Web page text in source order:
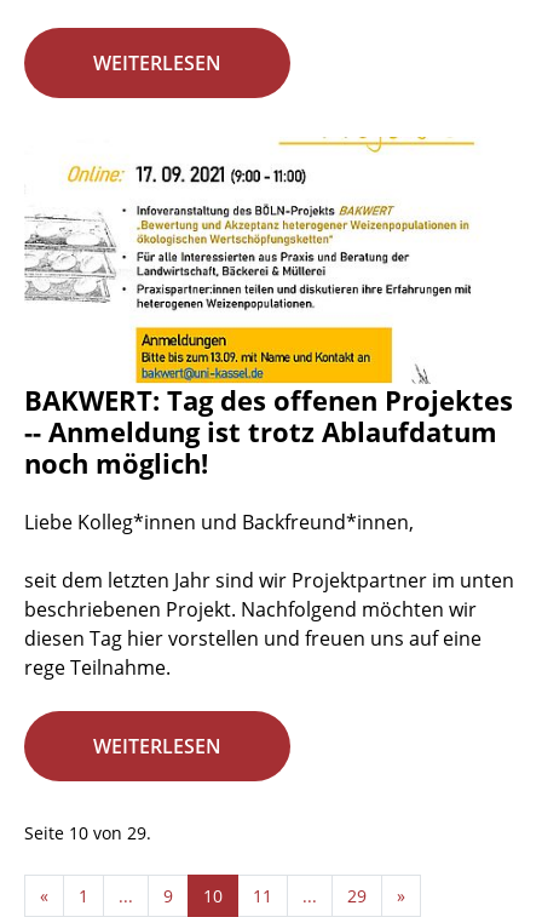
WEITERLESEN
BAKWERT: Tag des offenen Projektes
-- Anmeldung ist trotz Ablaufdatum
noch möglich!
Liebe Kolleg*innen und Backfreund*innen,
seit dem letzten Jahr sind wir Projektpartner im unten
beschriebenen Projekt. Nachfolgend möchten wir
diesen Tag hier vorstellen und freuen uns auf eine
rege Teilnahme.
WEITERLESEN
Seite 10 von 29.
« 1 ... 9 10 11 ... 29 »